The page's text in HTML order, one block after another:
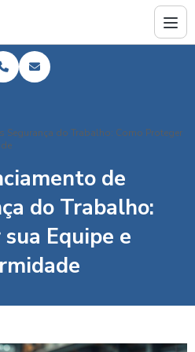
Segurança do Trabalho: Como Proteger
de
do Trabalho:
Equipe e